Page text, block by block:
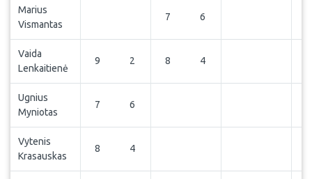
Marius
Vismantas
7 6
Vaida
Lenkaitienė
9 2 8 4
Ugnius
Myniotas
7 6
Vytenis
Krasauskas
8 4